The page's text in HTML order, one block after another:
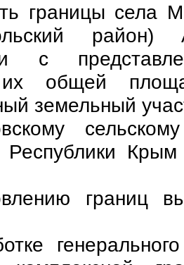
границы села
с
их общей
земельный
границ